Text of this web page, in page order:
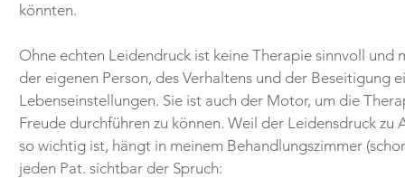
könnten.
Ohne echten Leidendruck ist keine Therapie sinnvoll
der eigenen Person, des Verhaltens und der Beseitigung
Lebenseinstellungen. Sie ist auch der Motor, um die
Freude durchführen zu können. Weil der Leidensdruck
so wichtig ist, hängt in meinem Behandlungszimmer
jeden Pat. sichtbar der Spruch: